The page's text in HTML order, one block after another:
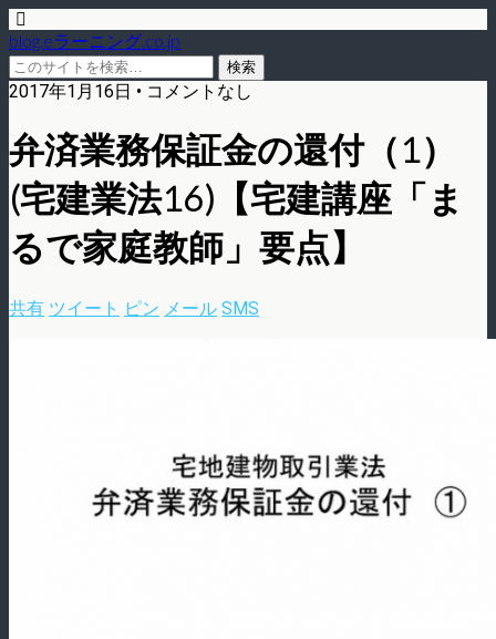
blog.eラーニング.co.jp
2017年1月16日 • コメントなし
弁済業務保証金の還付（1）
(宅建業法16)【宅建講座「ま
るで家庭教師」要点】
共有 ツイート ピン メール SMS